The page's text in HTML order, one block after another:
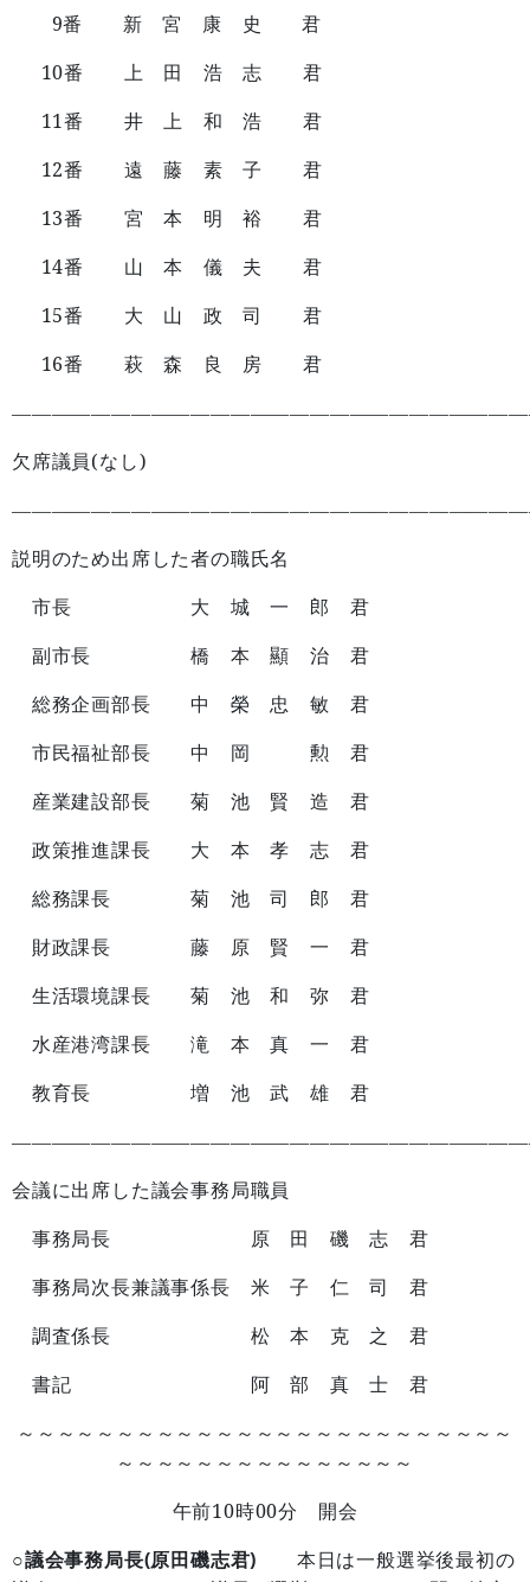
9番 新 宮 康 史 君
10番 上 田 浩 志 君
11番 井 上 和 浩 君
12番 遠 藤 素 子 君
13番 宮 本 明 裕 君
14番 山 本 儀 夫 君
15番 大 山 政 司 君
16番 萩 森 良 房 君
欠席議員 (なし)
説明のため出席した者の職氏名
市長 大 城 一 郎 君
副市長 橋 本 顯 治 君
総務企画部長 中 榮 忠 敏 君
市民福祉部長 中 岡 勲 君
産業建設部長 菊 池 賢 造 君
政策推進課長 大 本 孝 志 君
総務課長 菊 池 司 郎 君
財政課長 藤 原 賢 一 君
生活環境課長 菊 池 和 弥 君
水産港湾課長 滝 本 真 一 君
教育長 増 池 武 雄 君
会議に出席した議会事務局職員
事務局長 原 田 磯 志 君
事務局次長兼議事係長 米 子 仁 司 君
調査係長 松 本 克 之 君
書記 阿 部 真 士 君
～～～～～～～～～～～～～～～～～～～～～～～～～
～～～～～～～～～～～～～～～
午前10時00分 開会
○議会事務局長(原田磯志君) 本日は一般選挙後最初の